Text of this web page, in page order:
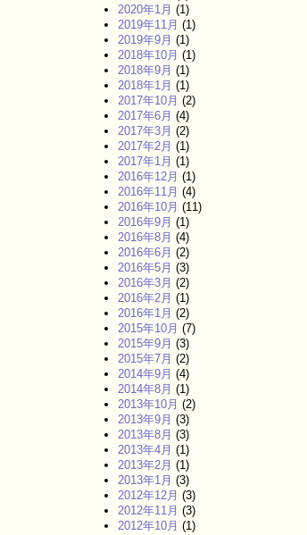
2020年1月 (1)
2019年11月 (1)
2019年9月 (1)
2018年10月 (1)
2018年9月 (1)
2018年1月 (1)
2017年10月 (2)
2017年6月 (4)
2017年3月 (2)
2017年2月 (1)
2017年1月 (1)
2016年12月 (1)
2016年11月 (4)
2016年10月 (11)
2016年9月 (1)
2016年8月 (4)
2016年6月 (2)
2016年5月 (3)
2016年3月 (2)
2016年2月 (1)
2016年1月 (2)
2015年10月 (7)
2015年9月 (3)
2015年7月 (2)
2014年9月 (4)
2014年8月 (1)
2013年10月 (2)
2013年9月 (3)
2013年8月 (3)
2013年4月 (1)
2013年2月 (1)
2013年1月 (3)
2012年12月 (3)
2012年11月 (3)
2012年10月 (1)